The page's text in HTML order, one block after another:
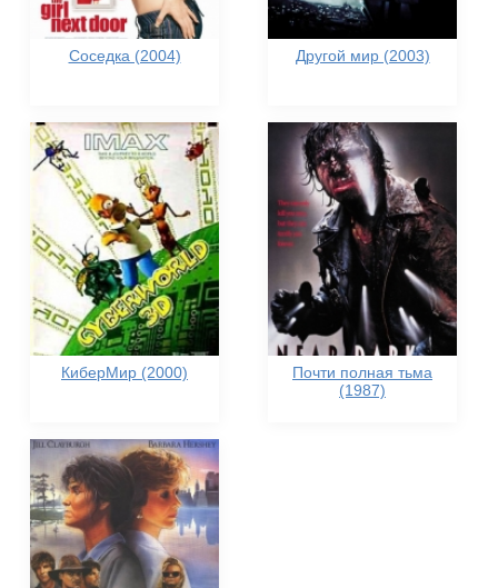
Соседка (2004) Другой мир (2003)
КиберМир (2000)
Почти полная тьма
(1987)